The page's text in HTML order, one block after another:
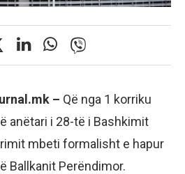
– Që nga 1 korriku
anëtari i 28-të i Bashkimit
mbeti formalisht e hapur
Ballkanit Perëndimor.